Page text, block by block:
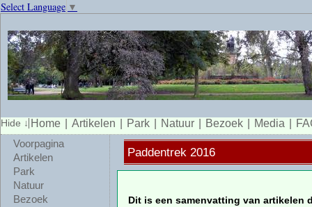
Select Language ▼
Home Artikelen Park Natuur Bezoek Media
Voorpagina
Artikelen
Park
Natuur
Bezoek
Paddentrek 2016
Dit is een samenvatting van artikelen